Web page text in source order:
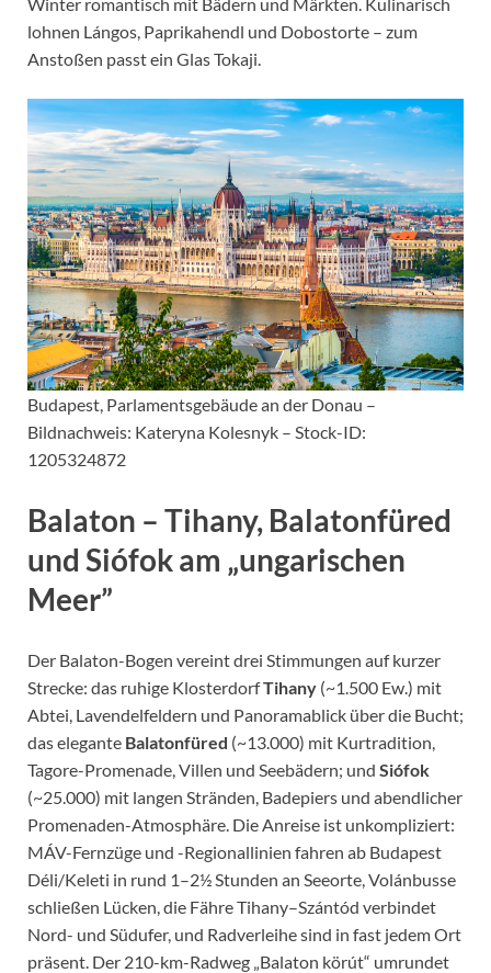
lohnen Lángos, Paprikahendl und Dobostorte – zum
Anstoßen passt ein Glas Tokaji.
Budapest, Parlamentsgebäude an der Donau –
Bildnachweis: Kateryna Kolesnyk – Stock-ID:
1205324872
Balaton – Tihany, Balatonfüred
und Siófok am „ungarischen
Meer”
Der Balaton-Bogen vereint drei Stimmungen auf kurzer
Strecke: das ruhige KlosterdorfTihany (~1.500 Ew.) mit
Abtei, Lavendelfeldern und Panoramablick über die Bucht;
das elegante Balatonfüred (~13.000) mit Kurtradition,
Tagore-Promenade, Villen und Seebädern; und Siófok
(~25.000) mit langen Stränden, Badepiers und abendlicher
Promenaden-Atmosphäre. Die Anreise ist unkompliziert:
MÁV-Fernzüge und -Regionallinien fahren ab Budapest
Déli/Keleti in rund 1–2½ Stunden an Seeorte, Volánbusse
schließen Lücken, die Fähre Tihany–Szántód verbindet
Nord- und Südufer, und Radverleihe sind in fast jedem Ort
präsent. Der 210-km-Radweg „Balaton körút“ umrundet